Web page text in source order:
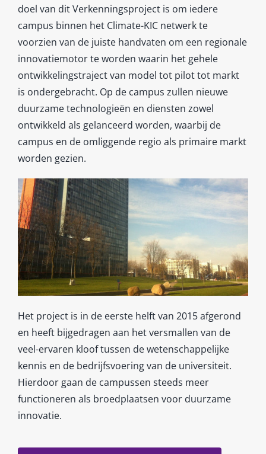
doel van dit Verkenningsproject is om iedere
campus binnen het Climate-KIC netwerk te
voorzien van de juiste handvaten om een regionale
innovatiemotor te worden waarin het gehele
ontwikkelingstraject van model tot pilot tot markt
is ondergebracht. Op de campus zullen nieuwe
duurzame technologieën en diensten zowel
ontwikkeld als gelanceerd worden, waarbij de
campus en de omliggende regio als primaire markt
worden gezien.
Het project is in de eerste helft van 2015 afgerond
en heeft bijgedragen aan het versmallen van de
veel-ervaren kloof tussen de wetenschappelijke
kennis en de bedrijfsvoering van de universiteit.
Hierdoor gaan de campussen steeds meer
functioneren als broedplaatsen voor duurzame
innovatie.